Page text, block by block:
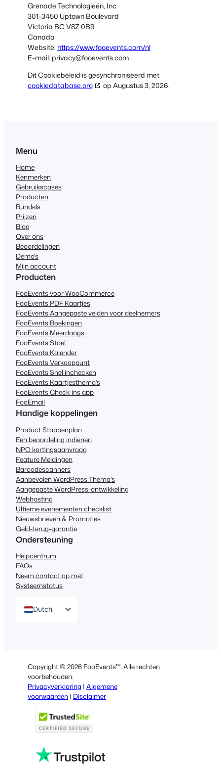
Grenade Technologieën, Inc.
301-3450 Uptown Boulevard
Victoria BC V8Z 0B9
Canada
Website: https://www.fooevents.com/nl
E-mail: privacy@fooevents.com
Dit Cookiebeleid is gesynchroniseerd met
cookiedatabase.org
op Augustus 3, 2026.
Menu
Home
Kenmerken
Gebruikscases
Producten
Bundels
Prijzen
Blog
Over ons
Beoordelingen
Demo's
Mijn account
Producten
FooEvents voor WooCommerce
FooEvents PDF Kaartjes
FooEvents Aangepaste velden voor deelnemers
FooEvents Boekingen
FooEvents Meerdaags
FooEvents Stoel
FooEvents Kalender
FooEvents Verkooppunt
FooEvents Snel inchecken
FooEvents Kaartjesthema's
FooEvents Check-ins app
FooEmail
Handige koppelingen
Product Stappenplan
Een beoordeling indienen
NPO kortingsaanvraag
Feature Meldingen
Barcodescanners
Aanbevolen WordPress Thema's
Aangepaste WordPress-ontwikkeling
Webhosting
Ultieme evenementen checklist
Nieuwsbrieven & Promoties
Geld-terug-garantie
Ondersteuning
Helpcentrum
FAQs
Neem contact op met
Systeemstatus
Dutch
English
Italian
Portuguese
French
Polish
Copyright © 2026 FooEvents™. Alle rechten
voorbehouden.
Privacyverklaring | Algemene
voorwaarden | Disclaimer